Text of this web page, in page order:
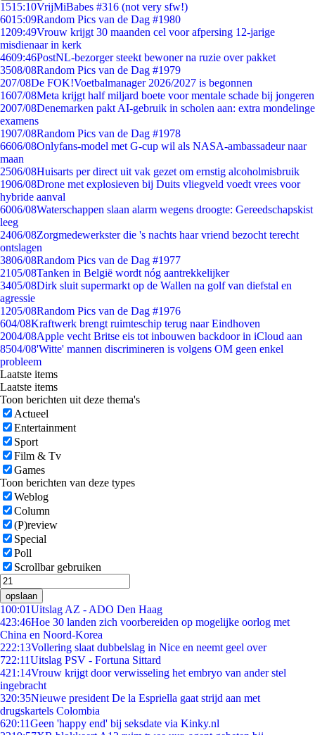
1515:10VrijMiBabes #316 (not very sfw!)
6015:09Random Pics van de Dag #1980
1209:49Vrouw krijgt 30 maanden cel voor afpersing 12-jarige
misdienaar in kerk
4609:46PostNL-bezorger steekt bewoner na ruzie over pakket
3508/08Random Pics van de Dag #1979
207/08De FOK!Voetbalmanager 2026/2027 is begonnen
1607/08Meta krijgt half miljard boete voor mentale schade bij jongeren
2007/08Denemarken pakt AI-gebruik in scholen aan: extra mondelinge
examens
1907/08Random Pics van de Dag #1978
6606/08Onlyfans-model met G-cup wil als NASA-ambassadeur naar
maan
2506/08Huisarts per direct uit vak gezet om ernstig alcoholmisbruik
1906/08Drone met explosieven bij Duits vliegveld voedt vrees voor
hybride aanval
6006/08Waterschappen slaan alarm wegens droogte: Gereedschapskist
leeg
2406/08Zorgmedewerkster die 's nachts haar vriend bezocht terecht
ontslagen
3806/08Random Pics van de Dag #1977
2105/08Tanken in België wordt nóg aantrekkelijker
3405/08Dirk sluit supermarkt op de Wallen na golf van diefstal en
agressie
1205/08Random Pics van de Dag #1976
604/08Kraftwerk brengt ruimteschip terug naar Eindhoven
2004/08Apple vecht Britse eis tot inbouwen backdoor in iCloud aan
8504/08'Witte' mannen discrimineren is volgens OM geen enkel
probleem
Laatste items
Laatste items
Toon berichten uit deze thema's
Actueel
Entertainment
Sport
Film & Tv
Games
Toon berichten van deze types
Weblog
Column
(P)review
Special
Poll
Scrollbar gebruiken
opslaan
100:01Uitslag AZ - ADO Den Haag
423:46Hoe 30 landen zich voorbereiden op mogelijke oorlog met
China en Noord-Korea
222:13Vollering slaat dubbelslag in Nice en neemt geel over
722:11Uitslag PSV - Fortuna Sittard
421:14Vrouw krijgt door verwisseling het embryo van ander stel
ingebracht
320:35Nieuwe president De la Espriella gaat strijd aan met
drugskartels Colombia
620:11Geen 'happy end' bij seksdate via Kinky.nl